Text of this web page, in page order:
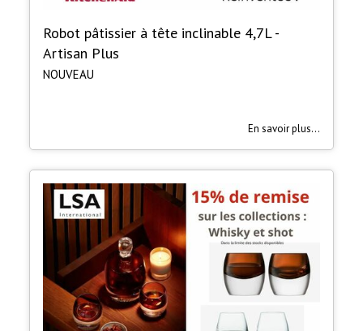
Robot pâtissier à tête inclinable 4,7L -
Artisan Plus
NOUVEAU
En savoir plus...